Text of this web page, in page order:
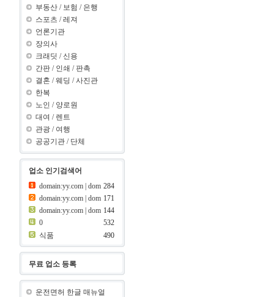
부동산 / 보험 / 은행
스포츠 /레져
언론기관
장의사
크래딧 / 신용
간판 / 인쇄 / 판촉
결혼 /웨딩 /사진관
한복
노인 / 양로원
대여 / 렌트
관광 / 여행
공공기관 / 단체
업소 인기검색어
이용
455
domain:yy.com | dom
ain:x ???..
284
90
보험 420
domain:yy.com | dom
ain:y ???..
171
08
간판
413
domain:yy.com | dom
ain:z ???..
144
69
제과점
399
0 532
크래딧 399
식품 490
무료 업소 등록
운전면허 한글 매뉴얼